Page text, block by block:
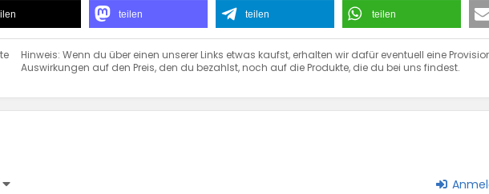
teilen teilen teilen
Hinweis: Wenn du über einen unserer Links etwas kaufst, erhalten wir dafür eventuell eine
Auswirkungen auf den Preis, den du bezahlst, noch auf die Produkte, die du bei uns findest.